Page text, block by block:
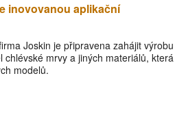
inovovanou aplikační
Joskin je připravena zahájit výrobu
chlévské mrvy a jiných materiálů, která
modelů.